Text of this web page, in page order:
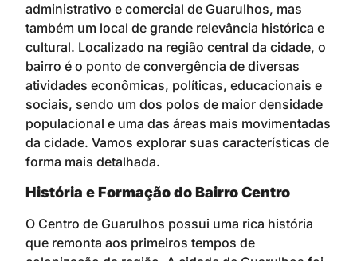
administrativo e comercial de Guarulhos, mas
também um local de grande relevância histórica e
cultural. Localizado na região central da cidade, o
bairro é o ponto de convergência de diversas
atividades econômicas, políticas, educacionais e
sociais, sendo um dos polos de maior densidade
populacional e uma das áreas mais movimentadas
da cidade. Vamos explorar suas características de
forma mais detalhada.
História e Formação do Bairro Centro
O Centro de Guarulhos possui uma rica história
que remonta aos primeiros tempos de